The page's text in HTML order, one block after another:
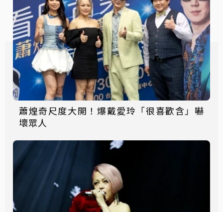
蕭煌奇尺度大開！爆戴愛玲「很喜歡含」嚇
壞眾人